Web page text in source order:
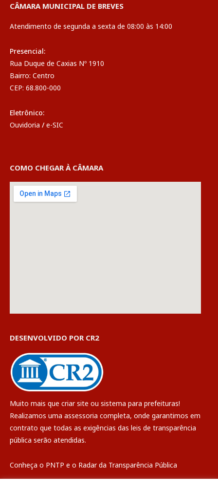
CÂMARA MUNICIPAL DE BREVES
Atendimento de segunda a sexta de 08:00 às 14:00
Presencial:
Rua Duque de Caxias Nº 1910
Bairro: Centro
CEP: 68.800-000
Eletrônico:
Ouvidoria / e-SIC
COMO CHEGAR À CÂMARA
DESENVOLVIDO POR CR2
Muito mais que criar site ou sistema para prefeituras!
Realizamos uma assessoria completa, onde garantimos em
contrato que todas as exigências das leis de transparência
pública serão atendidas.
Conheça o PNTP e o Radar da Transparência Pública